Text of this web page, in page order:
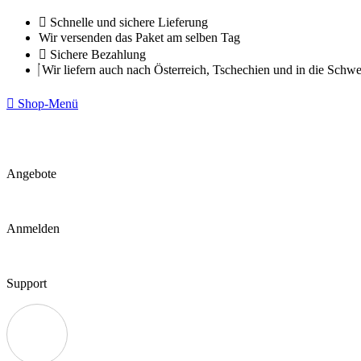
Zum
Inhalt
springen
Schnelle und sichere Lieferung
Wir versenden das Paket am selben Tag
Sichere Bezahlung
Wir liefern auch nach Österreich, Tschechien und in die
Shop-Menü
Angebote
Anmelden
Support